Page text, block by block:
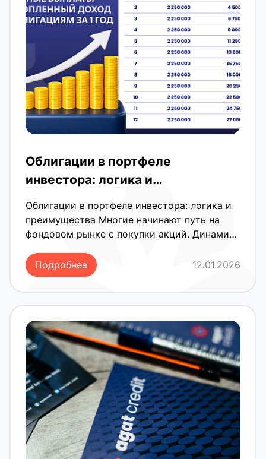
Облигации в портфеле
инвестора: логика и
преимущества
Облигации в портфеле инвестора: логика и
преимущества Многие начинают путь на
фондовом рынке с покупки акций. Динамика
вовлеченности, но резкие развороты рынка
часто заставляют пересмотреть стратегию.
Когда инвестору становится важно
понимать, на чем именно строится его
доход и как снизить неопределенность, он
обращает внимание на облигации. Суть
инструмента Облигация — это договор
займа. Покупая её, вы даете деньги
компании на определенный срок. Взамен
эмитент (компания) обязуется выплачивать
проценты и вернуть всю сумму в конце
срока. В отличие от акционера, владелец
облигации: Не участвует в управлении
бизнесом. Не рассчитывает на взрывной
Подробнее 12.01.2026